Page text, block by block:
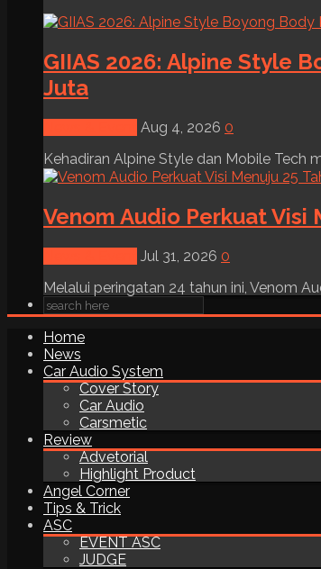
GIIAS 2026: Alpine Style
Juta
Aug 4, 2026 0
Kehadiran Alpine Style dan Mobile Tech
Venom Audio Perkuat
Jul 31, 2026 0
Melalui peringatan 24 tahun ini, Venom
Home
News
Car Audio System
Cover Story
Car Audio
Carsmetic
Review
Advetorial
Highlight Product
Angel Corner
Tips & Trick
ASC
EVENT ASC
JUDGE